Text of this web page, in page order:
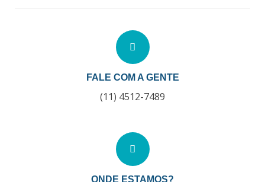
FALE COM A GENTE
(11) 4512-7489
ONDE ESTAMOS?